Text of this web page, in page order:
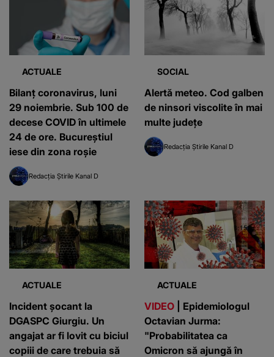
ACTUALE
Bilanț coronavirus, luni
29 noiembrie. Sub 100 de
decese COVID în ultimele
24 de ore. Bucureștiul
iese din zona roșie
Redacția Știrile Kanal D
SOCIAL
Alertă meteo. Cod galben
de ninsori viscolite în mai
multe județe
Redacția Știrile Kanal D
ACTUALE
Incident șocant la
DGASPC Giurgiu. Un
angajat ar fi lovit cu biciul
copiii de care trebuia să
ACTUALE
VIDEO | Epidemiologul
Octavian Jurma:
"Probabilitatea ca
Omicron să ajungă în